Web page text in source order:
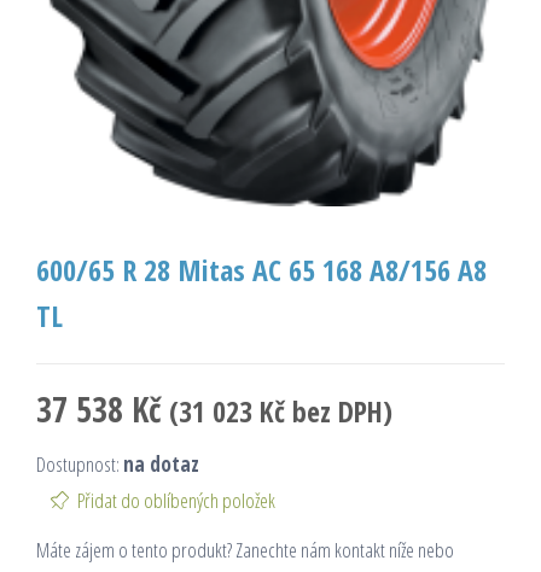
600/65 R 28 Mitas AC 65 168 A8/156 A8
TL
37 538 Kč (31 023 Kč bez DPH)
Dostupnost: na dotaz
Přidat do oblíbených položek
Máte zájem o tento produkt? Zanechte nám kontakt níže nebo